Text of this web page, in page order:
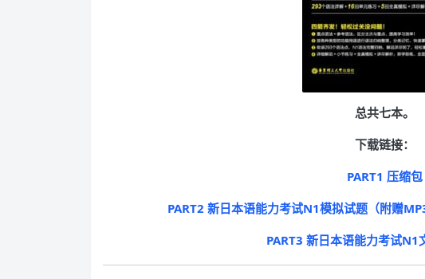
总共七本。
下载链接：
PART1 压缩包
PART2 新日本语能力考试N1模拟试题（附赠
PART3 新日本语能力考试N1